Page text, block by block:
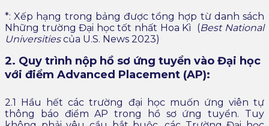
*: Xếp hạng trong bảng được tổng hợp từ danh sách
Những trường Đại học tốt nhất Hoa Kì (Best National
Universitiescủa U.S. News 2023)
2. Quy trình nộp hồ sơ ứng tuyển vào Đại học
với điểm Advanced Placement (AP):
2.1 Hầu hết các trường đại học muốn ứng viên tự
thông báo điểm AP trong hồ sơ ứng tuyển. Tuy